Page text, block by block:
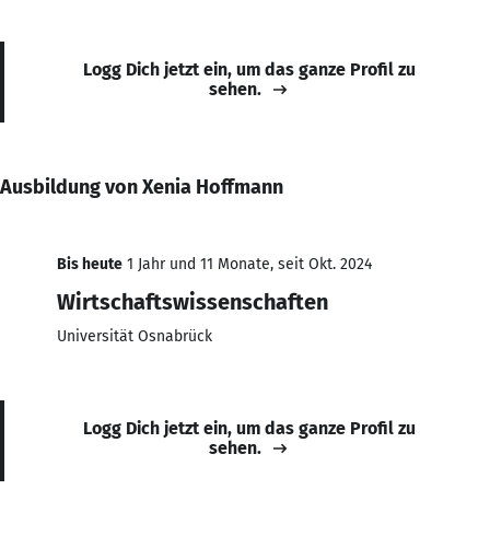
Logg Dich jetzt ein, um das ganze Profil zu
sehen.
Ausbildung von Xenia Hoffmann
Bis heute 1 Jahr und 11 Monate, seit Okt. 2024
Wirtschaftswissenschaften
Universität Osnabrück
Logg Dich jetzt ein, um das ganze Profil zu
sehen.